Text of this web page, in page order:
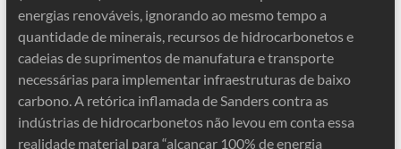
energias renováveis, ignorando ao mesmo tempo a
quantidade de minerais, recursos de hidrocarbonetos e
cadeias de suprimentos de manufatura e transporte
necessárias para implementar infraestruturas de baixo
carbono. A retórica inflamada de Sanders contra as
indústrias de hidrocarbonetos não levou em conta essa
realidade material para “alcançar 100% de energia